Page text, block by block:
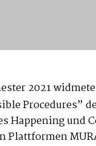
2021
Procedures”
Happening und
Plattformen